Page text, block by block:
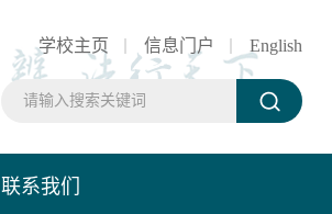
学校主页 信息门户 English
联系我们